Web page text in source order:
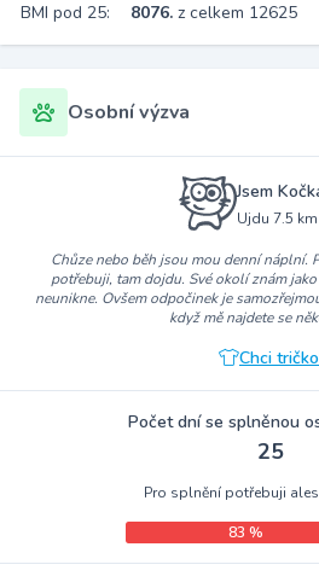
BMI pod 25:
8076. z celkem 12625
Osobní výzva
Jsem
Ujdu 7.5
Chůze nebo běh jsou mou denní náplní.
potřebuji, tam dojdu. Své okolí znám
neunikne. Ovšem odpočinek je
když mě najdete se
Chci
Počet dní se splněnou
25
Pro splnění potřebuji
83 %